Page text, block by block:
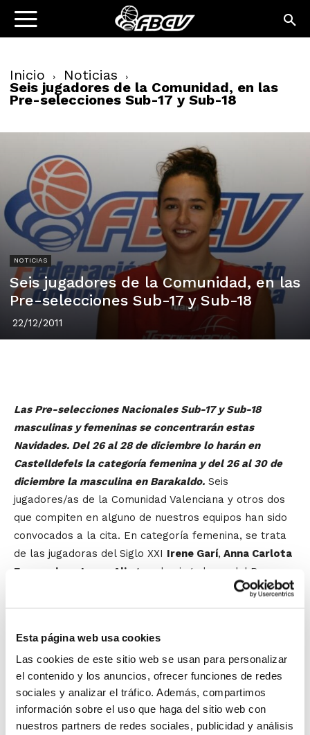
Esta página web usa cookies
Las cookies de este sitio web se usan para personalizar
el contenido y los anuncios, ofrecer funciones de redes
sociales y analizar el tráfico. Además, compartimos
información sobre el uso que haga del sitio web con
nuestros partners de redes sociales, publicidad y análisis
Inicio Noticias
Seis jugadores de la Comunidad, en las
Pre-selecciones Sub-17 y Sub-18
NOTICIAS
Seis jugadores de la Comunidad, en las
Pre-selecciones Sub-17 y Sub-18
22/12/2011
Las Pre-selecciones Nacionales Sub-17 y Sub-18
masculinas y femeninas se concentrarán estas
Navidades. Del 26 al 28 de diciembre lo harán en
Castelldefels la categoría femenina y del 26 al 30 de
diciembre la masculina en Barakaldo. Seis
jugadores/as de la Comunidad Valenciana y otros dos
que compiten en alguno de nuestros equipos han sido
convocados a la cita. En categoría femenina, se trata
de las jugadoras del Siglo XXI Irene Garí, Anna Carlota
Faussurier
Laura Aliaga
, y las jugadoras del Ros
son los valencianosRubén Ramos
Josep Pérez, y el jugador del Valencia
BasketAlberto Pérez.
Consulta el listado con todos los